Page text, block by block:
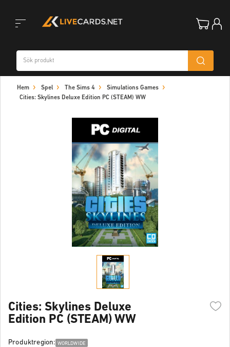
navigation
Hem Spel The Sims 4
Simulations Games
Cities: Skylines Deluxe Edition PC (STEAM) WW
Cities: Skylines Deluxe
Edition PC (STEAM) WW
Produktregion: WORLDWIDE